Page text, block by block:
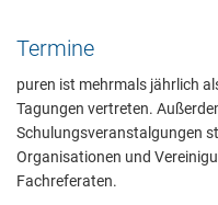
Darum puren
Kontakt
Produkte &
Termine
puren ist mehrmals jährlich
Tagungen vertreten.
Schulungsveranstalgungen
Organisationen und
Fachreferaten.